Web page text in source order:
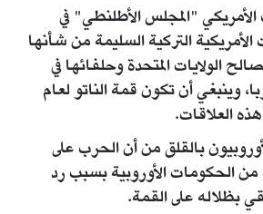
"المجلس الأطلنطي" في
الأمريكية التركية السليمة من شأنها
الولايات المتحدة وحلفائها في
وينبغي أن تكون قمة الناتو لعام
بالقلق من أن الحرب على
من الحكومات الأوروبية بسبب رد
بظلاله على القمة.